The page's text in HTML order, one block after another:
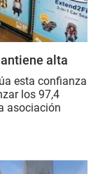
alta
esta confianza
los 97,4
asociación